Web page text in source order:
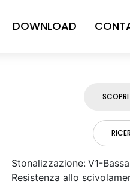
DOWNLOAD
Stonalizzazione: V1-Bassa
Resistenza allo